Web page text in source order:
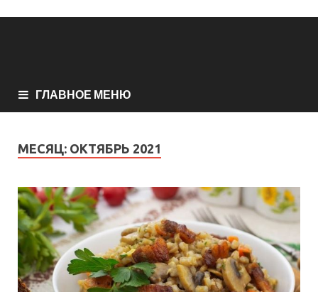
ГЛАВНОЕ МЕНЮ
МЕСЯЦ: ОКТЯБРЬ 2021